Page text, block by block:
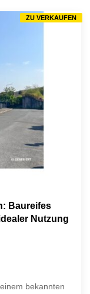
Baureifes
Nutzung
bekannten
ZU VERKAUFEN